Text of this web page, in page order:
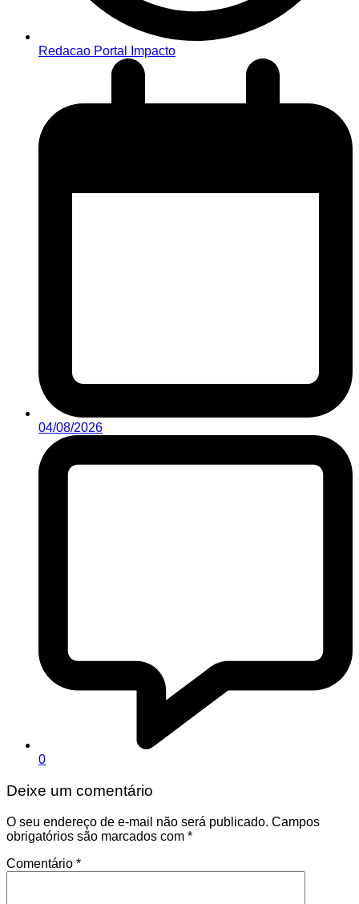
Redacao Portal Impacto
04/08/2026
0
Deixe um comentário
O seu endereço de e-mail não será publicado. Campos
obrigatórios são marcados com *
Comentário *